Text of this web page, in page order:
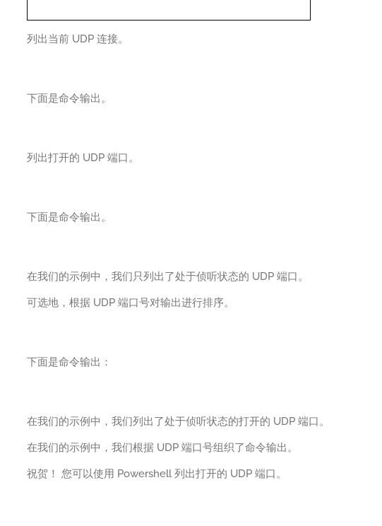
列出当前 UDP 连接。
下面是命令输出。
列出打开的 UDP 端口。
下面是命令输出。
在我们的示例中，我们只列出了处于侦听状态的 UDP 端口。
可选地，根据 UDP 端口号对输出进行排序。
下面是命令输出：
在我们的示例中，我们列出了处于侦听状态的打开的 UDP 端口。
在我们的示例中，我们根据 UDP 端口号组织了命令输出。
祝贺！ 您可以使用 Powershell 列出打开的 UDP 端口。